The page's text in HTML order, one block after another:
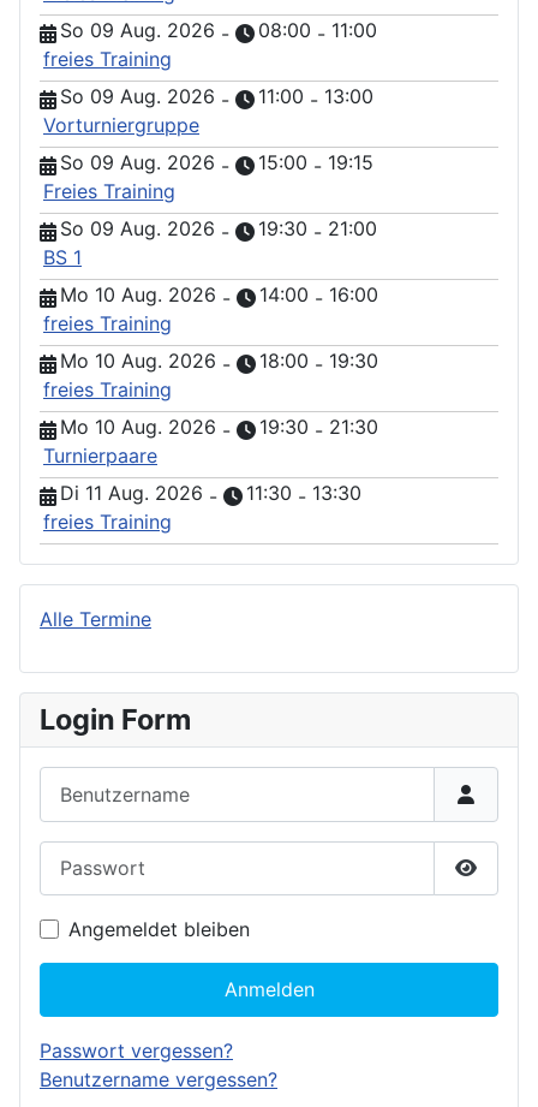
So 09 Aug. 2026 - 08:00 - 11:00
freies Training
So 09 Aug. 2026 - 11:00 - 13:00
Vorturniergruppe
So 09 Aug. 2026 - 15:00 - 19:15
Freies Training
So 09 Aug. 2026 - 19:30 - 21:00
BS 1
Mo 10 Aug. 2026 - 14:00 - 16:00
freies Training
Mo 10 Aug. 2026 - 18:00 - 19:30
freies Training
Mo 10 Aug. 2026 - 19:30 - 21:30
Turnierpaare
Di 11 Aug. 2026 - 11:30 - 13:30
freies Training
Alle Termine
Login Form
Angemeldet bleiben
Anmelden
Passwort vergessen?
Benutzername vergessen?